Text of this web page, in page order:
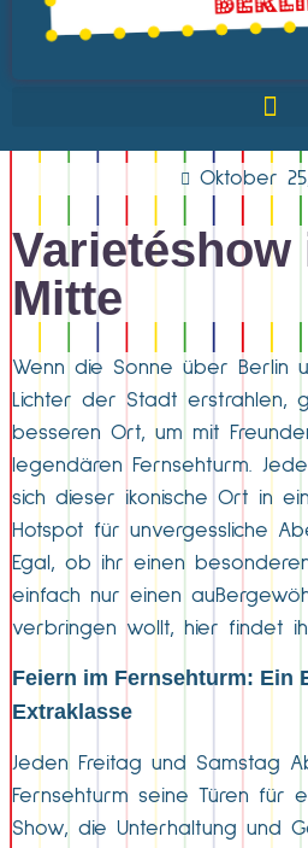
Oktober
Mitte
Wenn die Sonne über Berlin
Lichter der Stadt erstrahlen,
besseren Ort, um mit
legendären Fernsehturm.
sich dieser ikonische Ort in
Hotspot für unvergessliche
Egal, ob ihr einen
einfach nur einen
verbringen wollt, hier findet
Feiern im Fernsehturm: Ein
Extraklasse
Jeden Freitag und Samstag
Fernsehturm seine Türen für
Show, die Unterhaltung und